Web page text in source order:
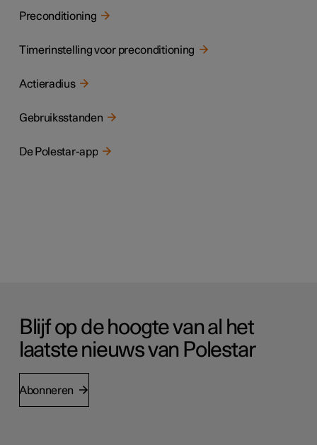
Preconditioning
Timerinstelling voor preconditioning
Actieradius
Gebruiksstanden
De Polestar-app
Blijf op de hoogte van al het
laatste nieuws van Polestar
Abonneren